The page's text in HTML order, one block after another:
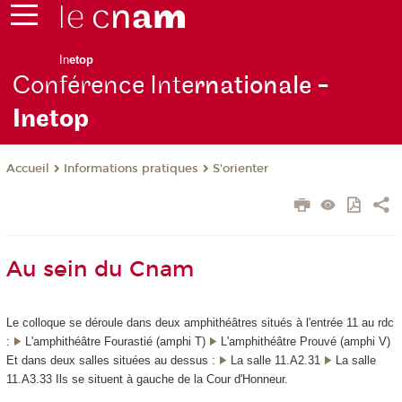
Inetop
Conférence Internationale -
Inetop
Accueil Informations pratiques S'orienter
Au sein du Cnam
Le colloque se déroule dans deux amphithéâtres situés à l'entrée 11 au rdc
:
L'amphithéâtre Fourastié (amphi T)
L'amphithéâtre Prouvé (amphi V)
Et dans deux salles situées au dessus :
La salle 11.A2.31
La salle
11.A3.33 Ils se situent à gauche de la Cour d'Honneur.